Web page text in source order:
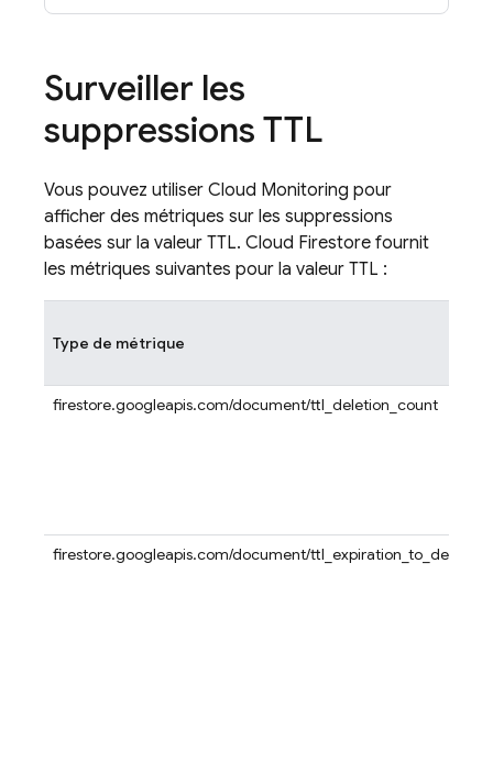
Surveiller les
suppressions TTL
Vous pouvez utiliser Cloud Monitoring pour
afficher des métriques sur les suppressions
basées sur la valeur TTL. Cloud Firestore fournit
les métriques suivantes pour la valeur TTL :
Type de métrique
firestore.googleapis.com/document/ttl_deletion_count
firestore.googleapis.com/document/